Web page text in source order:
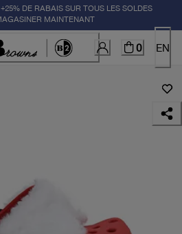
DE RABAIS SUR TOUS LES SOLDES
MAINTENANT
0 EN